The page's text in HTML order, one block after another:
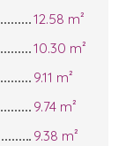
12.58 m²
10.30 m²
9.11 m²
9.74 m²
9.38 m²